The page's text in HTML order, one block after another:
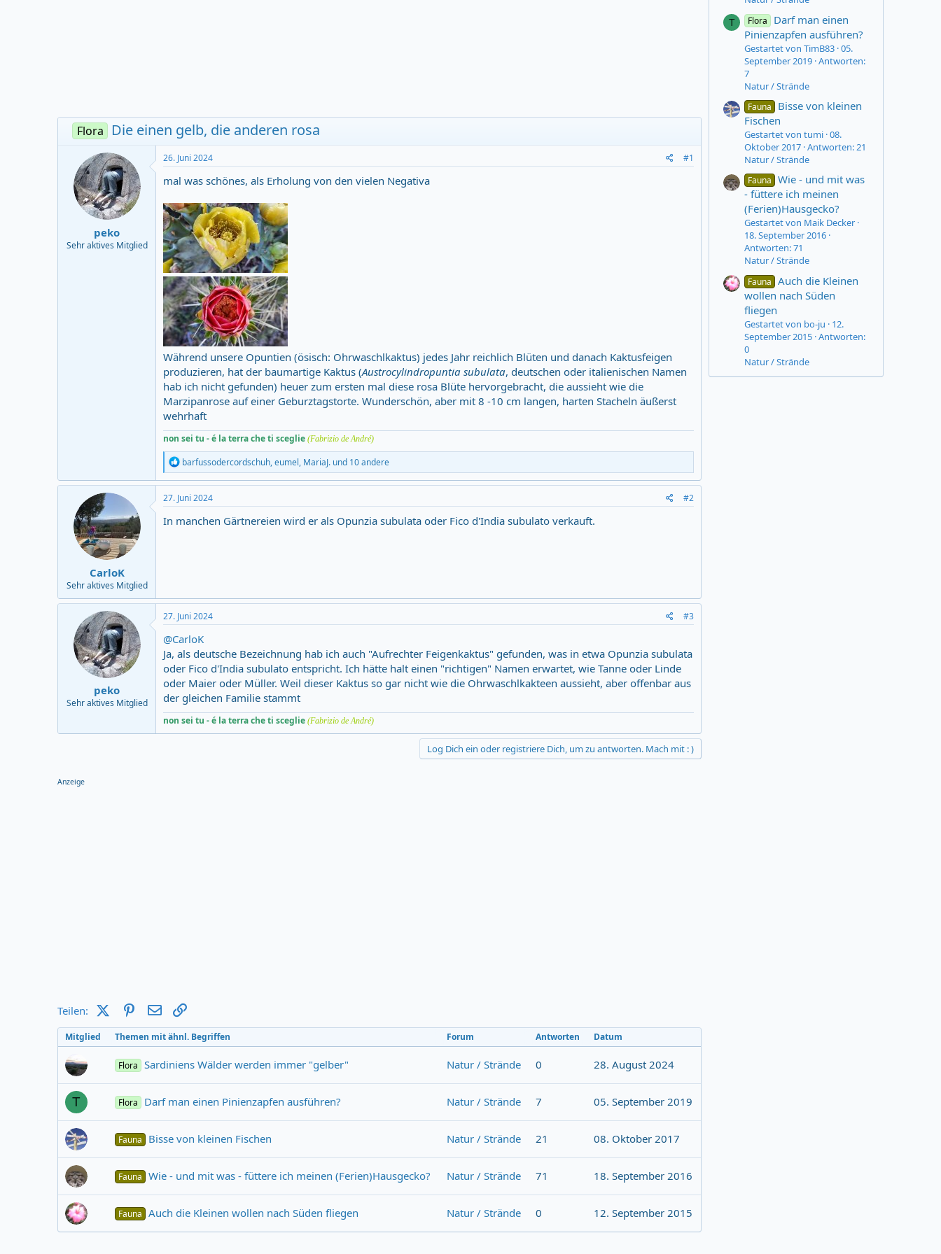
Flora Die einen gelb, die anderen rosa
peko
Sehr aktives Mitglied
26. Juni 2024 #1
mal was schönes, als Erholung von den vielen Negativa
Während unsere Opuntien (ösisch: Ohrwaschlkaktus) jedes Jahr reichlich Blüten und danach Kaktusfeigen
produzieren, hat der baumartige Kaktus (Austrocylindropuntia subulata, deutschen oder italienischen Namen
hab ich nicht gefunden) heuer zum ersten mal diese rosa Blüte hervorgebracht, die aussieht wie die
Marzipanrose auf einer Geburztagstorte. Wunderschön, aber mit 8 -10 cm langen, harten Stacheln äußerst
wehrhaft
non sei tu - é la terra che ti sceglie (Fabrizio de André)
R
e
a
c
t
i
o
barfussodercordschuh,eumel, MariaJ. und 10 andere
CarloK
Sehr aktives Mitglied
27. Juni 2024 #2
In manchen Gärtnereien wird er als Opunzia subulata oder Fico d'India subulato verkauft.
peko
Sehr aktives Mitglied
27. Juni 2024 #3
@CarloK
Ja, als deutsche Bezeichnung hab ich auch "Aufrechter Feigenkaktus" gefunden, was in etwa Opunzia subulata
oder Fico d'India subulato entspricht. Ich hätte halt einen "richtigen" Namen erwartet, wie Tanne oder Linde
oder Maier oder Müller. Weil dieser Kaktus so gar nicht wie die Ohrwaschlkakteen aussieht, aber offenbar aus
der gleichen Familie stammt
non sei tu - é la terra che ti sceglie (Fabrizio de André)
Log Dich ein oder registriere Dich, um zu antworten. Mach mit : )
Anzeige
Teilen: X (Twitter)Pinterest
E-Mail
Mitglied Themen mit ähnl. Begriffen Forum Antworten Datum
Flora Sardiniens Wälder werden immer "gelber" Natur / Strände 0 28. August 2024
T Flora Darf man einen Pinienzapfen ausführen? Natur / Strände 7 05. September 2019
Fauna Bisse von kleinen Fischen Natur / Strände 21 08. Oktober 2017
Fauna Wie - und mit was - füttere ich meinen (Ferien)Hausgecko? Natur / Strände 71 18. September 2016
Fauna Auch die Kleinen wollen nach Süden fliegen Natur / Strände 0 12. September 2015
T Flora
Darf man einen
Pinienzapfen ausführen?
Gestartet von TimB83 05.
September 2019 Antworten:
7
Natur / Strände
Fauna
Bisse von kleinen
Fischen
Gestartet von tumi 08.
Oktober 2017 Antworten: 21
Natur / Strände
Fauna
Wie - und mit was
- füttere ich meinen
(Ferien)Hausgecko?
Gestartet von Maik Decker
18. September 2016
Antworten: 71
Natur / Strände
Fauna
Auch die Kleinen
wollen nach Süden
fliegen
Gestartet von bo-ju
12.
September 2015 Antworten:
0
Natur / Strände